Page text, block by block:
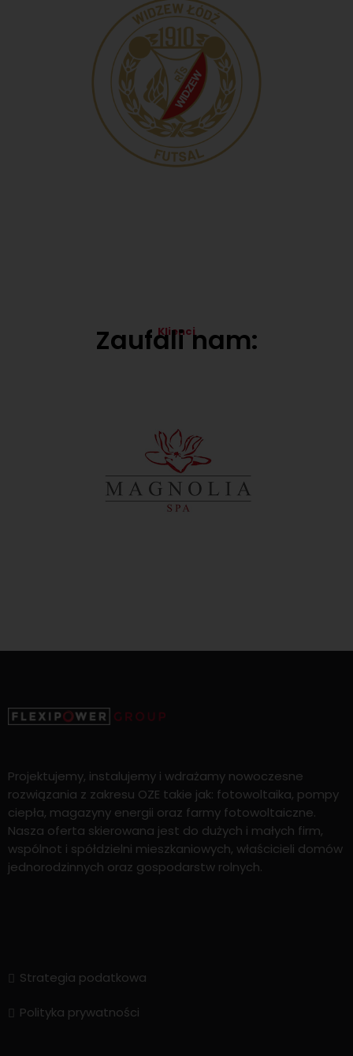
Klienci
Zaufali nam:
Projektujemy, instalujemy i wdrażamy nowoczesne
rozwiązania z zakresu OZE takie jak: fotowoltaika, pompy
ciepła, magazyny energii oraz farmy fotowoltaiczne.
Nasza oferta skierowana jest do dużych i małych firm,
wspólnot i spółdzielni mieszkaniowych, właścicieli domów
jednorodzinnych oraz gospodarstw rolnych.
Strategia podatkowa
Polityka prywatności